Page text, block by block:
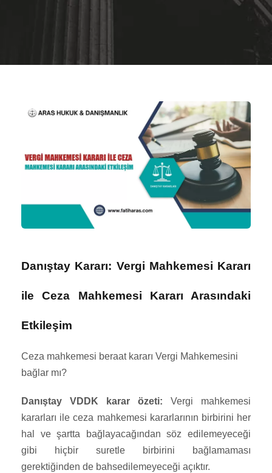
Danıştay Kararı: Vergi Mahkemesi Kararı
ile Ceza Mahkemesi Kararı Arasındaki
Etkileşim
Ceza mahkemesi beraat kararı Vergi Mahkemesini
bağlar mı?
Danıştay VDDK karar özeti: Vergi mahkemesi
kararları ile ceza mahkemesi kararlarının birbirini her
hal ve şartta bağlayacağından söz edilemeyeceği
gibi hiçbir suretle birbirini bağlamaması
gerektiğinden de bahsedilemeyeceği açıktır.